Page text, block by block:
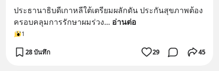
ประธานาธิบดีเกาหลีใต้เตรียมผลักดัน ประกันสุขภาพต้อง
ครอบคลุมการรักษาผมร่วง... อ่านต่อ
1
28 บันทึก 29 45